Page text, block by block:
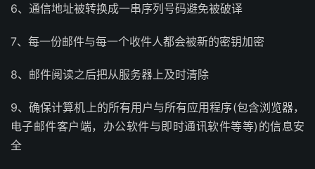
6、通信地址被转换成一串序列号码避免被破译
7、每一份邮件与每一个收件人都会被新的密钥加密
8、邮件阅读之后把从服务器上及时清除
9、确保计算机上的所有用户与所有应用程序(包含浏览器，
电子邮件客户端，办公软件与即时通讯软件等等)的信息安
全